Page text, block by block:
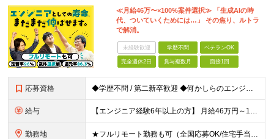
≪月給46万〜×100%案件選択≫ 「生成AIの時
代、ついていくためには…」 その焦り、ルトラ
で解消。
未経験歓迎 学歴不問 ベテランOK
完全週休2日 賞与複数月 面接1回
応募資格 ◆学歴不問 / 第二新卒歓迎 ◆何かしらのエンジニア経験をお持ちの方 （言語・期間・フェーズ不問） 経験浅めの方も遠慮なくご応募ください！ ■入社前Q＆A ────── ◎実力に見合った報酬が手に
給与 【エンジニア経験6年以上の方】 月給46万円～100万円（固定残業代含む） ※上記月給には月30時間分の固定残業代（月8万7,400円～月19万円）を含む。超過分は全額支給。 【エンジニア経験4年以
勤務地 ★フルリモート勤務も可（全国応募OK/住宅手当を支給します） ※案件によって常駐が必要になる場合があります。 ※希望がない限り、転勤はありません ※U・Iターン歓迎 ★ルトラの社員は全国各地で活躍中